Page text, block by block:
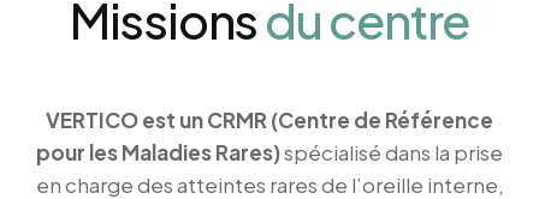
Missionsdu centre
VERTICO est un CRMR (Centre de Référence
pour les Maladies Rares)spécialisé dans la prise
en charge des atteintes rares de l’oreille interne,